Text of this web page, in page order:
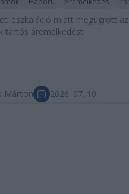
eszkaláció miatt megugrott
tartós áremelkedést.
Márton 2026. 07. 10.